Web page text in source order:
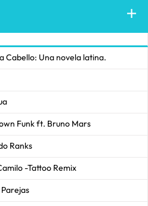
Cabello: Una novela latina.
Funk ft. Bruno Mars
Ranks
-Tattoo Remix